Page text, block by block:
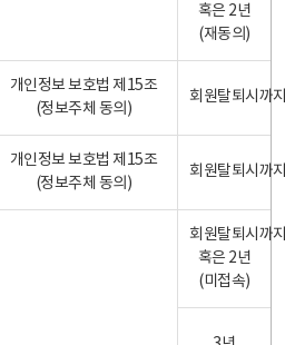
혹은 2년
(재동의)
개인정보 보호법 제15조
(정보주체 동의)
회원탈퇴시까
개인정보 보호법 제15조
(정보주체 동의)
회원탈퇴시까
회원탈퇴시까
혹은 2년
(미접속)